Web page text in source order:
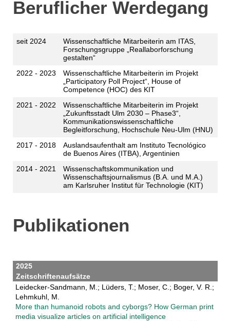
Beruflicher Werdegang
seit 2024
Wissenschaftliche Mitarbeiterin am ITAS,
Forschungsgruppe „Reallaborforschung
gestalten“
2022 - 2023
Wissenschaftliche Mitarbeiterin im Projekt
„Participatory Poll Project“, House of
Competence (HOC) des KIT
2021 - 2022
Wissenschaftliche Mitarbeiterin im Projekt
„Zukunftsstadt Ulm 2030 – Phase3“,
Kommunikationswissenschaftliche
Begleitforschung, Hochschule Neu-Ulm (HNU)
2017 - 2018
Auslandsaufenthalt am Instituto Tecnológico
de Buenos Aires (ITBA), Argentinien
2014 - 2021
Wissenschaftskommunikation und
Wissenschaftsjournalismus (B.A. und M.A.)
am Karlsruher Institut für Technologie (KIT)
Publikationen
2025
Zeitschriftenaufsätze
Leidecker-Sandmann, M.; Lüders, T.; Moser, C.; Boger, V. R.;
Lehmkuhl, M.
More than humanoid robots and cyborgs? How German print
media visualize articles on artificial intelligence